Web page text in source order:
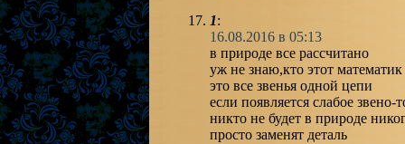
1:
16.08.2016 в 05:13
в природе все рассчитано
уж не знаю,кто этот математик
это все звенья одной цепи
если появляется слабое
никто не будет в природе
просто заменят деталь